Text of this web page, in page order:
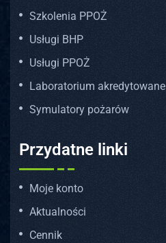
Szkolenia PPOŻ
Usługi BHP
Usługi PPOŻ
Laboratorium akredytowane
Symulatory pożarów
Przydatne linki
Moje konto
Aktualności
Cennik